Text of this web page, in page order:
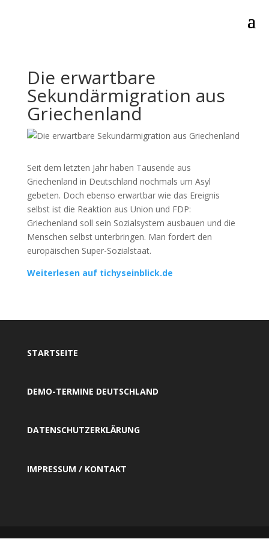
Die erwartbare
Sekundärmigration aus
Griechenland
Seit dem letzten Jahr haben Tausende aus
Griechenland in Deutschland nochmals um Asyl
gebeten. Doch ebenso erwartbar wie das Ereignis
selbst ist die Reaktion aus Union und FDP:
Griechenland soll sein Sozialsystem ausbauen und die
Menschen selbst unterbringen. Man fordert den
europäischen Super-Sozialstaat.
Weiterlesen auf tichyseinblick.de
STARTSEITE
DEMO-TERMINE DEUTSCHLAND
DATENSCHUTZERKLÄRUNG
IMPRESSUM / KONTAKT